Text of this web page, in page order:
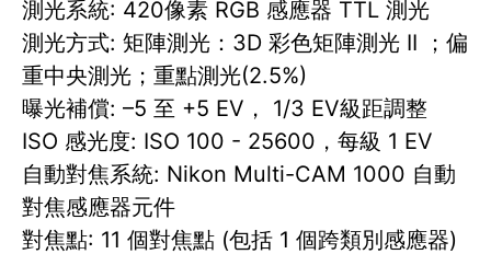
測光系統: 420像素 RGB 感應器 TTL 測光
測光方式: 矩陣測光：3D 彩色矩陣測光 II ；偏
重中央測光；重點測光(2.5%)
曝光補償: –5 至 +5 EV， 1/3 EV級距調整
ISO 感光度: ISO 100 - 25600，每級 1 EV
自動對焦系統: Nikon Multi-CAM 1000 自動
對焦感應器元件
對焦點: 11 個對焦點 (包括 1 個跨類別感應器)